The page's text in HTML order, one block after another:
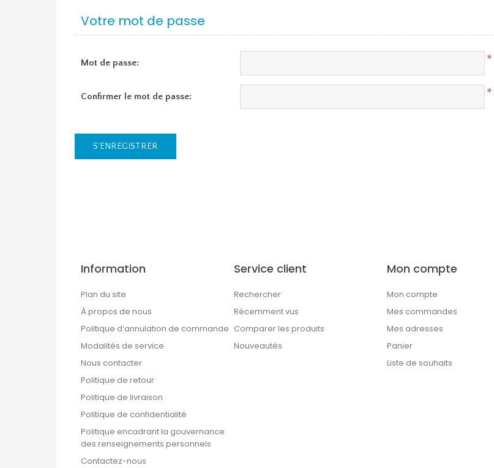
Votre mot de passe
Mot de passe: *
Confirmer le mot de passe: *
S'ENREGISTRER
Information
Plan du site
À propos de nous
Politique d’annulation de commande
Modalités de service
Nous contacter
Politique de retour
Politique de livraison
Politique de confidentialité
Politique encadrant la gouvernance
des renseignements personnels
Contactez-nous
Service client
Rechercher
Récemment vus
Comparer les produits
Nouveautés
Mon compte
Mon compte
Mes commandes
Mes adresses
Panier
Liste de souhaits